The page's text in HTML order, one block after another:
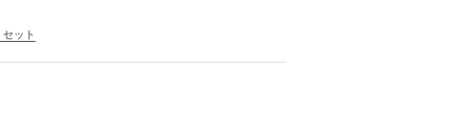
ット